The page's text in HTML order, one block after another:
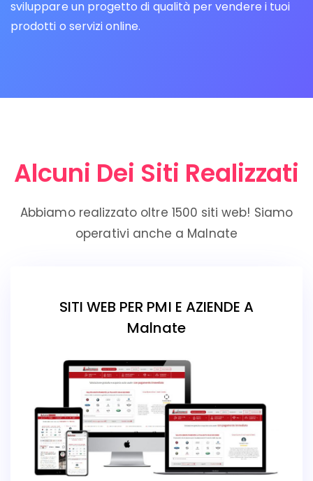
sviluppare un progetto di qualità per vendere i tuoi
prodotti o servizi online.
Alcuni Dei Siti Realizzati
Abbiamo realizzato oltre 1500 siti web! Siamo
operativi anche a Malnate
SITI WEB PER PMI E AZIENDE A
Malnate